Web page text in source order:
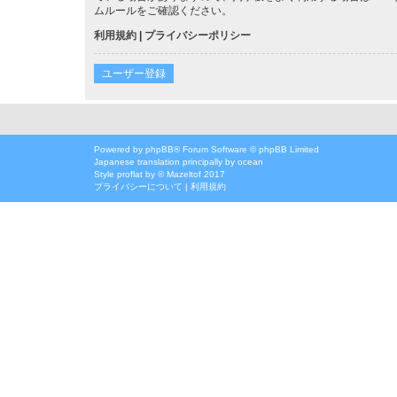
ムルールをご確認ください。
利用規約 | プライバシーポリシー
ユーザー登録
Powered by phpBB® Forum Software © phpBB Limited
Japanese translation principally by ocean
Style proflat by ©Mazeltof 2017
プライバシーについて | 利用規約